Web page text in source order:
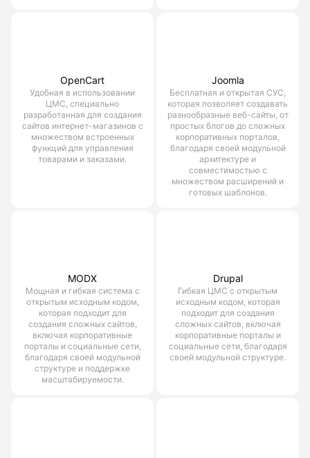
OpenCart
Удобная в использовании
ЦМС, специально
разработанная для создания
сайтов интернет-магазинов с
множеством встроенных
функций для управления
товарами и заказами.
Joomla
Бесплатная и открытая СУС,
которая позволяет создавать
разнообразные веб-сайты, от
простых блогов до сложных
корпоративных порталов,
благодаря своей модульной
архитектуре и
совместимостью с
множеством расширений и
готовых шаблонов.
MODX
Мощная и гибкая система с
открытым исходным кодом,
которая подходит для
создания сложных сайтов,
включая корпоративные
порталы и социальные сети,
благодаря своей модульной
структуре и поддержке
масштабируемости.
Drupal
Гибкая ЦМС с открытым
исходным кодом, которая
подходит для создания
сложных сайтов, включая
корпоративные порталы и
социальные сети, благодаря
своей модульной структуре.